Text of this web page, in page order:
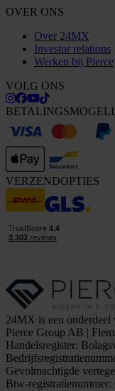
OVER ONS
Over 24MX
Investor relations
Werken bij Pierce
VOLG ONS
VERZENDOPTIES
24MX is een
Pierce Group AB |
Handelsregister:
Gevolmachtigde
Btw-